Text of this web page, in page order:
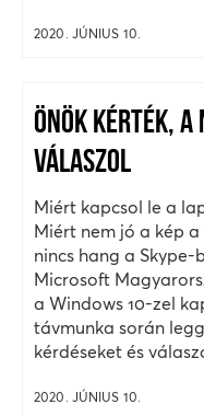
2020. JÚNIUS 10.
ÖNÖK KÉRTÉK, A
VÁLASZOL
Miért kapcsol le a
Miért nem jó a kép
nincs hang a Skype-
Microsoft
a Windows 10-zel
távmunka során
kérdéseket és
2020. JÚNIUS 10.